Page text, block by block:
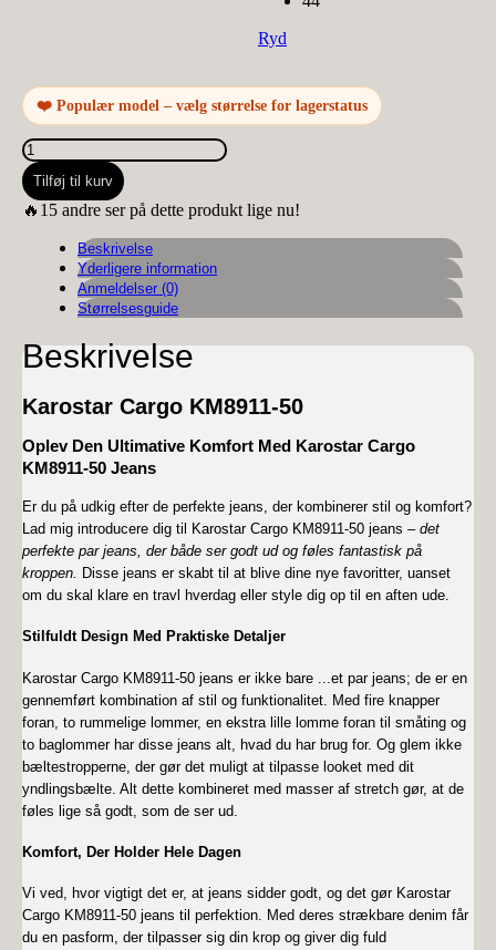
Ryd
❤️ Populær model – vælg størrelse for lagerstatus
Karostar
Cargo
KM8911-
50
Tilføj til kurv
🔥15 andre ser på dette produkt lige nu!
Beskrivelse
Yderligere information
Anmeldelser (0)
Størrelsesguide
Beskrivelse
Karostar Cargo KM8911-50
Oplev Den Ultimative Komfort Med Karostar Cargo
KM8911-50 Jeans
Er du på udkig efter de perfekte jeans, der kombinerer stil og komfort?
Lad mig introducere dig til Karostar Cargo KM8911-50 jeans – det
perfekte par jeans, der både ser godt ud og føles fantastisk på
kroppen. Disse jeans er skabt til at blive dine nye favoritter, uanset
om du skal klare en travl hverdag eller style dig op til en aften ude.
Stilfuldt Design Med Praktiske Detaljer
Karostar Cargo KM8911-50 jeans er ikke bare
et par jeans; de er en
gennemført kombination af stil og funktionalitet. Med fire knapper
foran, to rummelige lommer, en ekstra lille lomme foran til småting og
to baglommer har disse jeans alt, hvad du har brug for. Og glem ikke
bæltestropperne, der gør det muligt at tilpasse looket med dit
yndlingsbælte. Alt dette kombineret med masser af stretch gør, at de
føles lige så godt, som de ser ud.
Komfort, Der Holder Hele Dagen
Vi ved, hvor vigtigt det er, at jeans sidder godt, og det gør Karostar
Cargo KM8911-50 jeans til perfektion. Med deres strækbare denim får
du en pasform, der tilpasser sig din krop og giver dig fuld